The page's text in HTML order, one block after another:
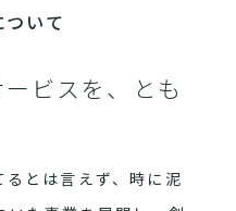
いて
ビスを、とも
るとは言えず、時に泥